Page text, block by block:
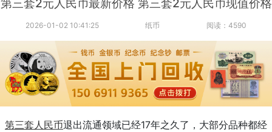
第三套2元人民币最新价格 第三套2元人民币现值价格
2026-01-02 10:41:25 纸币 阅读：4590
第三套人民币退出流通领域已经17年之久了，大部分品种都经